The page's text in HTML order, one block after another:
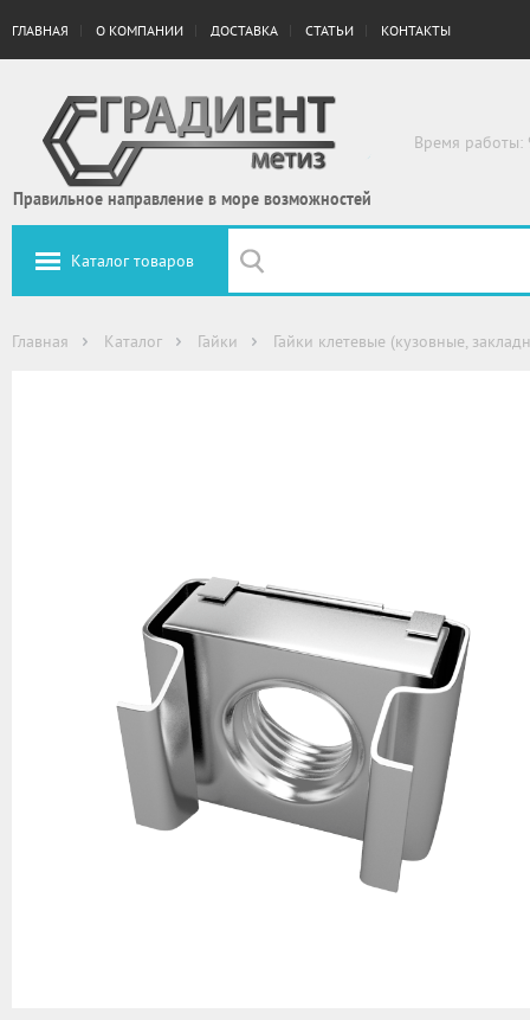
ГЛАВНАЯ О КОМПАНИИ ДОСТАВКА СТАТЬИ КОНТАКТЫ
Правильное направление в море возможностей
Время работы:
Каталог товаров
Главная Каталог Гайки Гайки клетевые (кузовные,